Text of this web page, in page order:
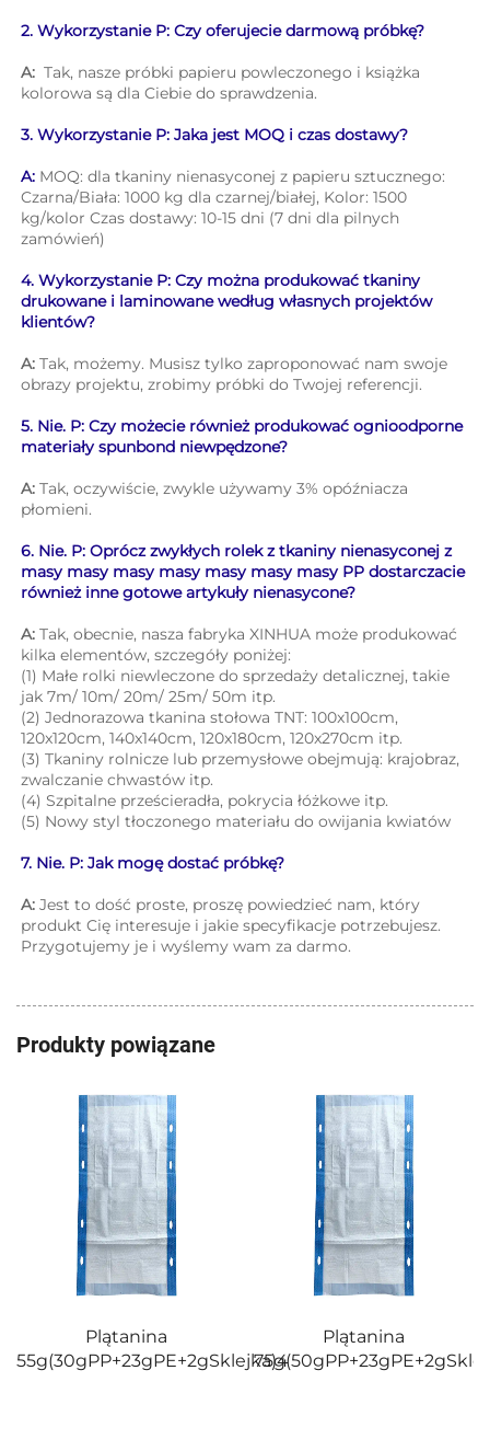
2. Wykorzystanie P: Czy oferujecie darmową próbkę?
A: Tak, nasze próbki papieru powleczonego i książka
kolorowa są dla Ciebie do sprawdzenia.
3. Wykorzystanie P: Jaka jest MOQ i czas dostawy?
A: MOQ: dla tkaniny nienasyconej z papieru sztucznego:
Czarna/Biała: 1000 kg dla czarnej/białej, Kolor: 1500
kg/kolor Czas dostawy: 10-15 dni (7 dni dla pilnych
zamówień)
4. Wykorzystanie P: Czy można produkować tkaniny
drukowane i laminowane według własnych projektów
klientów?
A: Tak, możemy. Musisz tylko zaproponować nam swoje
obrazy projektu, zrobimy próbki do Twojej referencji.
5. Nie. P: Czy możecie również produkować ognioodporne
materiały spunbond niewpędzone?
A: Tak, oczywiście, zwykle używamy 3% opóźniacza
płomieni.
6. Nie. P: Oprócz zwykłych rolek z tkaniny nienasyconej z
masy masy masy masy masy masy masy PP dostarczacie
również inne gotowe artykuły nienasycone?
A: Tak, obecnie, nasza fabryka XINHUA może produkować
kilka elementów, szczegóły poniżej:
(1) Małe rolki niewleczone do sprzedaży detalicznej, takie
jak 7m/ 10m/ 20m/ 25m/ 50m itp.
(2) Jednorazowa tkanina stołowa TNT: 100x100cm,
120x120cm, 140x140cm, 120x180cm, 120x270cm itp.
(3) Tkaniny rolnicze lub przemysłowe obejmują: krajobraz,
zwalczanie chwastów itp.
(4) Szpitalne prześcieradła, pokrycia łóżkowe itp.
(5) Nowy styl tłoczonego materiału do owijania kwiatów
7. Nie. P: Jak mogę dostać próbkę?
A: Jest to dość proste, proszę powiedzieć nam, który
produkt Cię interesuje i jakie specyfikacje potrzebujesz.
Przygotujemy je i wyślemy wam za darmo.
Produkty powiązane
75g(50gPP+23gPE+2gSklejka)4
rozwidywanie/